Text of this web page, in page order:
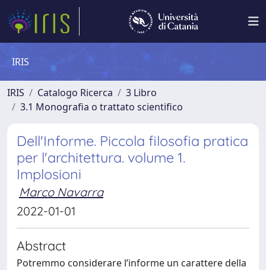
IRIS
IRIS Catalogo Ricerca
3 Libro
3.1 Monografia o trattato scientifico
Dell'Informe. Piccola filosofia pratica
per l'architettura. volume 1.
Implosioni
Marco Navarra
2022-01-01
Abstract
Potremmo considerare l’informe un carattere della